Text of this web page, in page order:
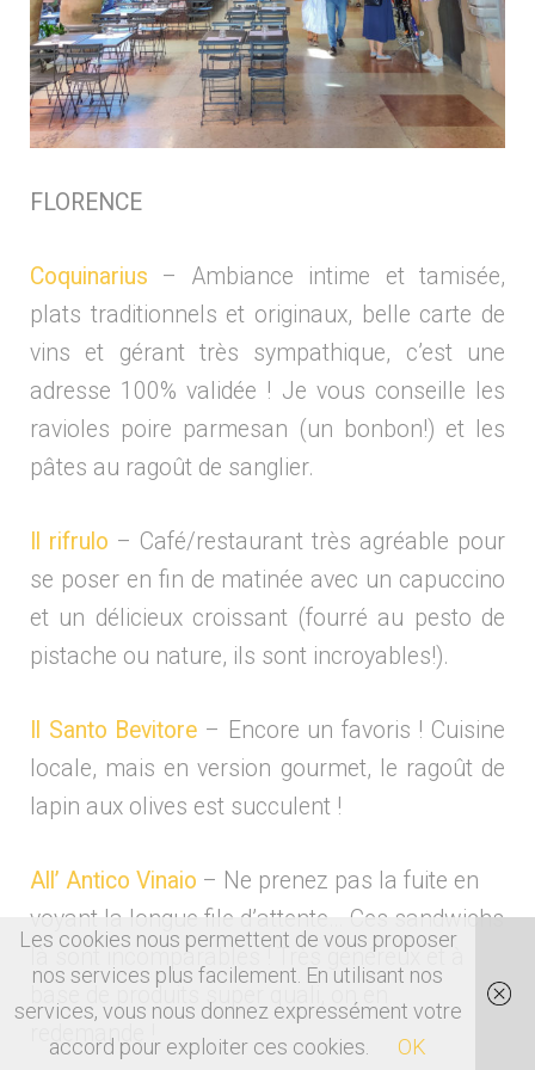
FLORENCE
Coquinarius – Ambiance intime et tamisée,
plats traditionnels et originaux, belle carte de
vins et gérant très sympathique, c’est une
adresse 100% validée ! Je vous conseille les
ravioles poire parmesan (un bonbon!) et les
pâtes au ragoût de sanglier.
Il rifrulo – Café/restaurant très agréable pour
se poser en fin de matinée avec un capuccino
et un délicieux croissant (fourré au pesto de
pistache ou nature, ils sont incroyables!).
Il Santo Bevitore – Encore un favoris ! Cuisine
locale, mais en version gourmet, le ragoût de
lapin aux olives est succulent !
All’ Antico Vinaio – Ne prenez pas la fuite en
voyant la longue file d’attente… Ces sandwichs
là sont incomparables ! Très généreux et à
base de produits super quali, on en
redemande !
Les cookies nous permettent de vous proposer
nos services plus facilement. En utilisant nos
services, vous nous donnez expressément votre
accord pour exploiter ces cookies.
OK